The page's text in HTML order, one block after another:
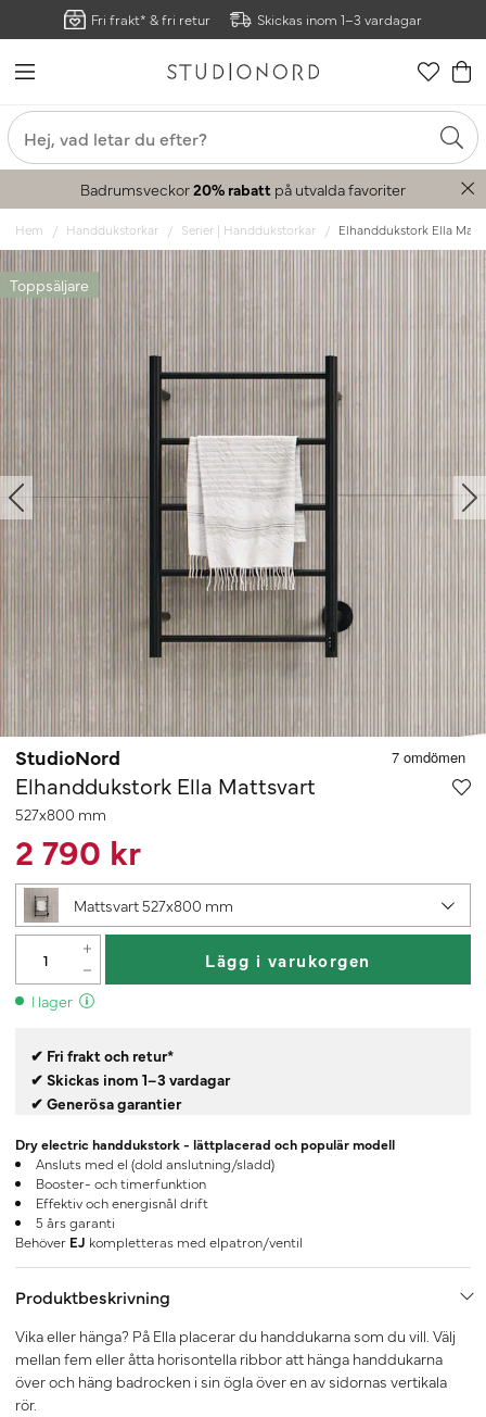
Fri frakt* & fri retur Skickas inom 1–3 vardagar
Badrumsveckor20% rabatt på utvalda favoriter
Hem Handdukstorkar Serier | Handdukstorkar Elhanddukstork Ella
Toppsäljare
StudioNord
Elhanddukstork Ella Mattsvart
527x800 mm
2 790 kr
Mattsvart 527x800 mm
Lägg i varukorgen
I lager
✔ Fri frakt och retur*
✔ Skickas inom 1–3 vardagar
✔ Generösa garantier
Dry electric handdukstork - lättplacerad och populär modell
Ansluts med el (dold anslutning/sladd)
Booster- och timerfunktion
Effektiv och energisnål drift
5 års garanti
Behöver EJ kompletteras med elpatron/ventil
Produktbeskrivning
Vika eller hänga? På Ella placerar du handdukarna som du vill. Välj
mellan fem eller åtta horisontella ribbor att hänga handdukarna
över och häng badrocken i sin ögla över en av sidornas vertikala
rör.